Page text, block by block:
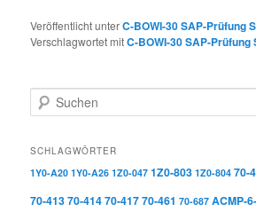
Veröffentlicht unterC-BOWI-30 SAP-Prüfung
Verschlagwortet mitC-BOWI-30 SAP-Prüfung
Suchen
SCHLAGWÖRTER
1Y0-A20 1Y0-A26 1Z0-047 1Z0-803 1Z0-804 70-
70-41370-41470-41770-461 70-687 ACMP-